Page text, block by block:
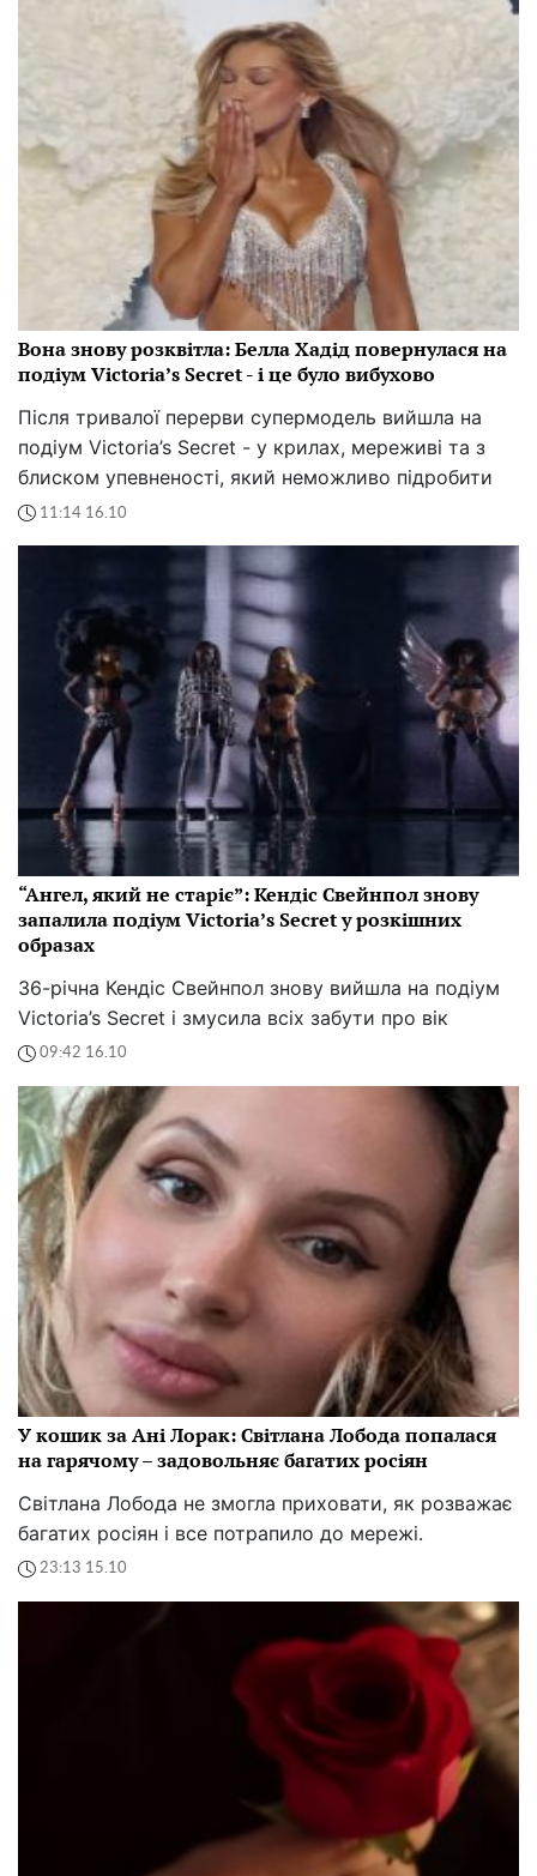
Вона знову розквітла: Белла Хадід повернулася на
подіум Victoria’s Secret - і це було вибухово
Після тривалої перерви супермодель вийшла на
подіум Victoria’s Secret - у крилах, мереживі та з
блиском упевненості, який неможливо підробити
11:14 16.10
“Ангел, який не старіє”: Кендіс Свейнпол знову
запалила подіум Victoria’s Secret у розкішних
образах
36-річна Кендіс Свейнпол знову вийшла на подіум
Victoria’s Secret і змусила всіх забути про вік
09:42 16.10
У кошик за Ані Лорак: Світлана Лобода попалася
на гарячому – задовольняє багатих росіян
Світлана Лобода не змогла приховати, як розважає
багатих росіян і все потрапило до мережі.
23:13 15.10